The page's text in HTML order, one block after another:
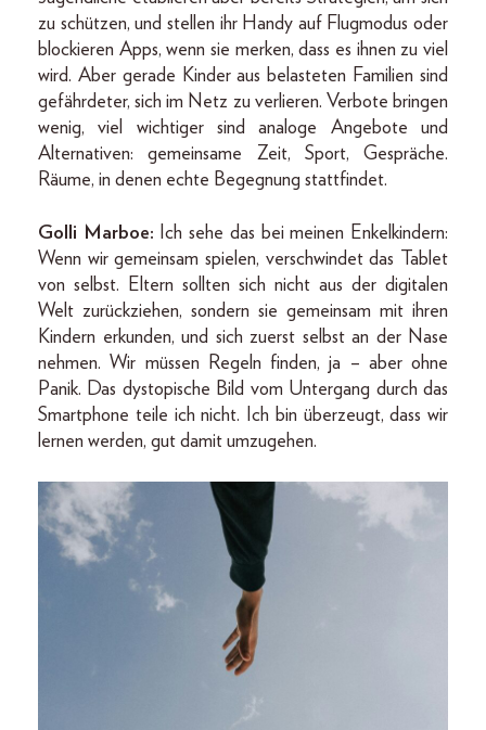
zu schützen, und stellen ihr Handy auf Flugmodus oder
blockieren Apps, wenn sie merken, dass es ihnen zu viel
wird. Aber gerade Kinder aus belasteten Familien sind
gefährdeter, sich im Netz zu verlieren. Verbote bringen
wenig, viel wichtiger sind analoge Angebote und
Alternativen: gemeinsame Zeit, Sport, Gespräche.
Räume, in denen echte Begegnung stattfindet.
Golli Marboe: Ich sehe das bei meinen Enkelkindern:
Wenn wir gemeinsam spielen, verschwindet das Tablet
von selbst. Eltern sollten sich nicht aus der digitalen
Welt zurückziehen, sondern sie gemeinsam mit ihren
Kindern erkunden, und sich zuerst selbst an der Nase
nehmen. Wir müssen Regeln finden, ja – aber ohne
Panik. Das dystopische Bild vom Untergang durch das
Smartphone teile ich nicht. Ich bin überzeugt, dass wir
lernen werden, gut damit umzugehen.